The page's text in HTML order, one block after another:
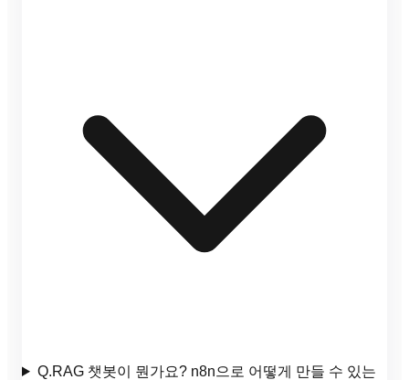
Q.RAG 챗봇이 뭔가요? n8n으로 어떻게 만들 수 있는